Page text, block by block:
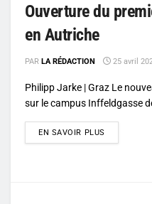
Ouverture du
en Autriche
PAR LA RÉDACTION 25 avril
Philipp Jarke | Graz Le
sur le campus Inffeldgasse
EN SAVOIR PLUS